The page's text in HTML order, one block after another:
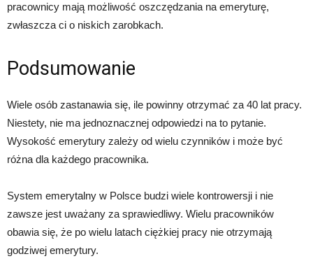
pracownicy mają możliwość oszczędzania na emeryturę,
zwłaszcza ci o niskich zarobkach.
Podsumowanie
Wiele osób zastanawia się, ile powinny otrzymać za 40 lat pracy.
Niestety, nie ma jednoznacznej odpowiedzi na to pytanie.
Wysokość emerytury zależy od wielu czynników i może być
różna dla każdego pracownika.
System emerytalny w Polsce budzi wiele kontrowersji i nie
zawsze jest uważany za sprawiedliwy. Wielu pracowników
obawia się, że po wielu latach ciężkiej pracy nie otrzymają
godziwej emerytury.